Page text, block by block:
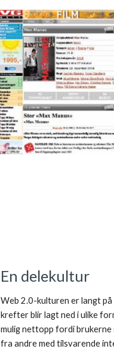
En delekultur
Web 2.0-kulturen er langt
krefter blir lagt ned i ulike
mulig nettopp fordi
fra andre med tilsvarende